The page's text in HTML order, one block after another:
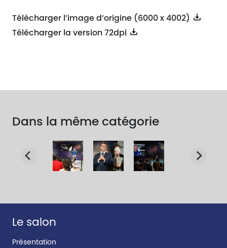
Télécharger l’image d’origine (6000 x 4002)
Télécharger la version 72dpi
Dans la même catégorie
Le salon
Présentation